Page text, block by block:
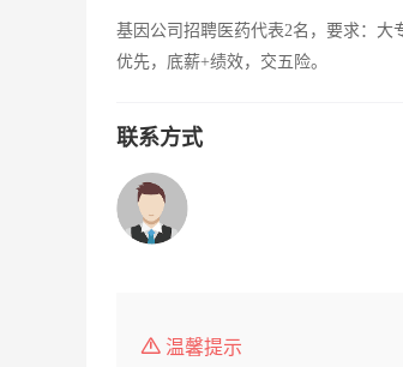
基因公司招聘医药代表2名，要求：大
优先，底薪+绩效，交五险。
联系方式
温馨提示